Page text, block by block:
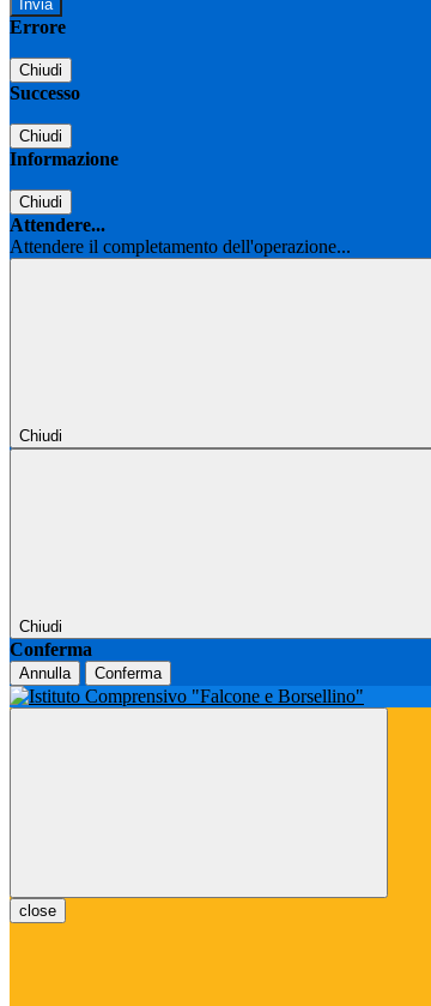
Errore
Chiudi
Successo
Chiudi
Informazione
Chiudi
Attendere...
Attendere il completamento dell'operazione...
Chiudi
Chiudi
Conferma
Annulla Conferma
close